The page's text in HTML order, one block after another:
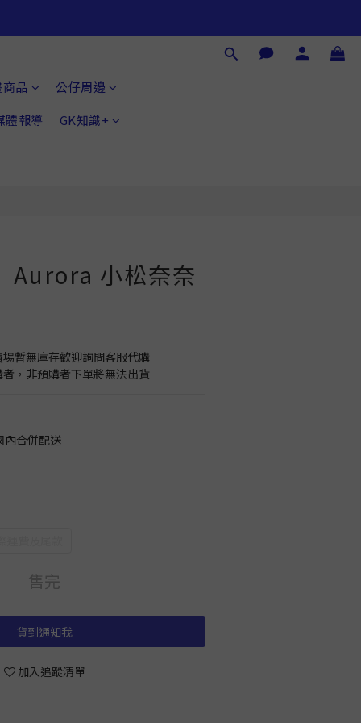
品
公仔周邊
體報導
GK知識+
Aurora 小松奈奈
暫無庫存歡迎詢問客服代購
，非預購者下單將無法出貨
內合併配送
售完
貨到通知我
加入追蹤清單